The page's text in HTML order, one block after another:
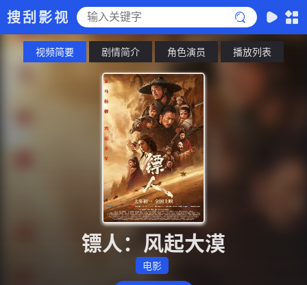
搜刮影视
视频简要 剧情简介 角色演员 播放列表
镖人：风起大漠
电影